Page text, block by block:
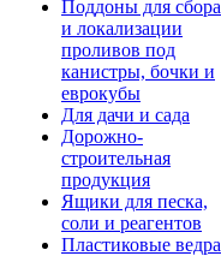
Поддоны для сбора
и локализации
проливов под
канистры, бочки и
еврокубы
Для дачи и сада
Дорожно-
строительная
продукция
Ящики для песка,
соли и реагентов
Пластиковые ведра